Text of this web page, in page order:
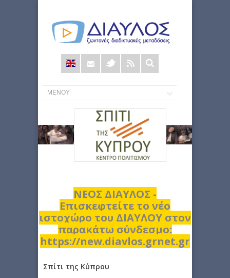
Φόρμα
αναζήτησης
ΝΕΟΣ ΔΙΑΥΛΟΣ -
Επισκεφτείτε το νέο
ιστοχώρο του ΔΙΑΥΛΟΥ στον
παρακάτω σύνδεσμο:
https://new.diavlos.grnet.gr
Σπίτι της Κύπρου